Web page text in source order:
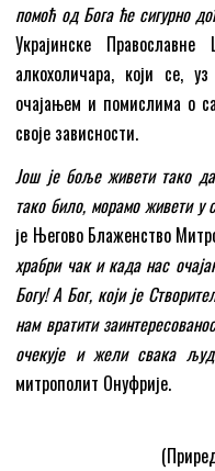
помоћ од Бога ће сигурно
Украјинске
алкохоличара, који се,
очајањем и помислима о
своје зависности.
Још је боље живети тако
тако било, морамо живети у
је Његово Блаженство
храбри чак и када нас
Богу! А Бог, који је
нам вратити
очекује и жели свака
митрополит Онуфрије.